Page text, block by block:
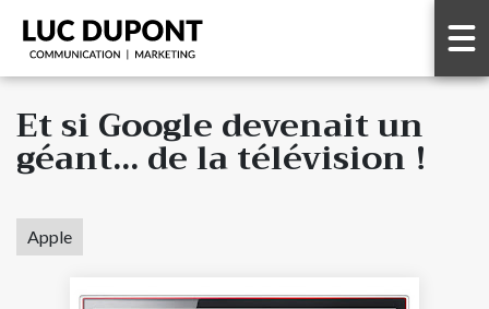
Et si Google devenait un
géant… de la télévision !
Apple